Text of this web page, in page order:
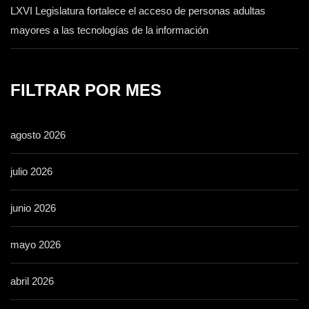
LXVI Legislatura fortalece el acceso de personas adultas
mayores a las tecnologías de la información
FILTRAR POR MES
agosto 2026
julio 2026
junio 2026
mayo 2026
abril 2026